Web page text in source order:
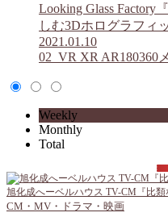
Looking Glass Factory
しむ3Dホログラフィ
2021.01.10
02_VR XR AR180360
Weekly
Monthly
Total
旭化成へーベルハウス TV-CM『比類
CM・MV・ドラマ・映画